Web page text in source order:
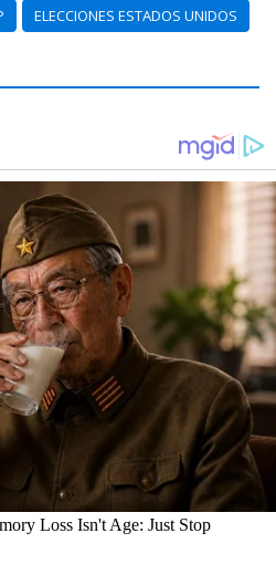
ELECCIONES ESTADOS UNIDOS